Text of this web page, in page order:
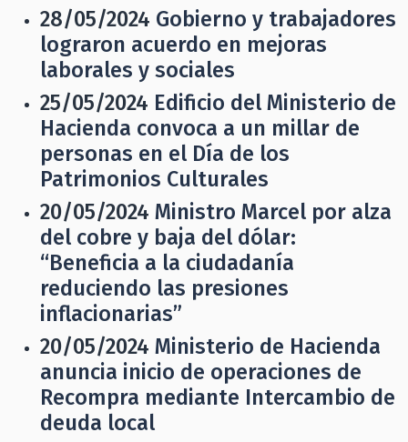
28/05/2024 Gobierno y trabajadores
lograron acuerdo en mejoras
laborales y sociales
25/05/2024 Edificio del Ministerio de
Hacienda convoca a un millar de
personas en el Día de los
Patrimonios Culturales
20/05/2024 Ministro Marcel por alza
del cobre y baja del dólar:
“Beneficia a la ciudadanía
reduciendo las presiones
inflacionarias”
20/05/2024 Ministerio de Hacienda
anuncia inicio de operaciones de
Recompra mediante Intercambio de
deuda local